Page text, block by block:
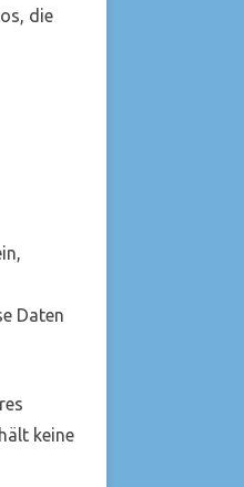
die
Daten
keine